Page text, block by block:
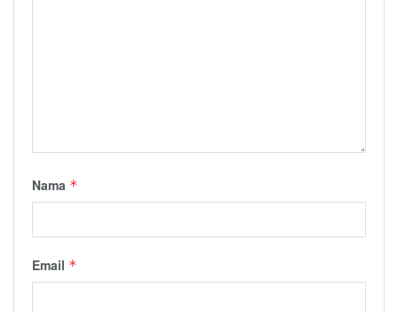
Nama *
Email *